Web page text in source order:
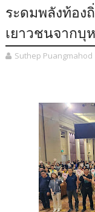
ระดมพลังท้อง
เยาวชนจากบุ
Suthep Puangmahod